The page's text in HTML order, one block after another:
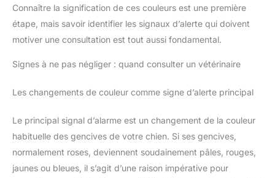
Connaître la signification de ces couleurs est une première
étape, mais savoir identifier les signaux d’alerte qui doivent
motiver une consultation est tout aussi fondamental.
Signes à ne pas négliger : quand consulter un vétérinaire
Les changements de couleur comme signe d’alerte principal
Le principal signal d’alarme est un changement de la couleur
habituelle des gencives de votre chien. Si ses gencives,
normalement roses, deviennent soudainement pâles, rouges,
jaunes ou bleues, il s’agit d’une raison impérative pour